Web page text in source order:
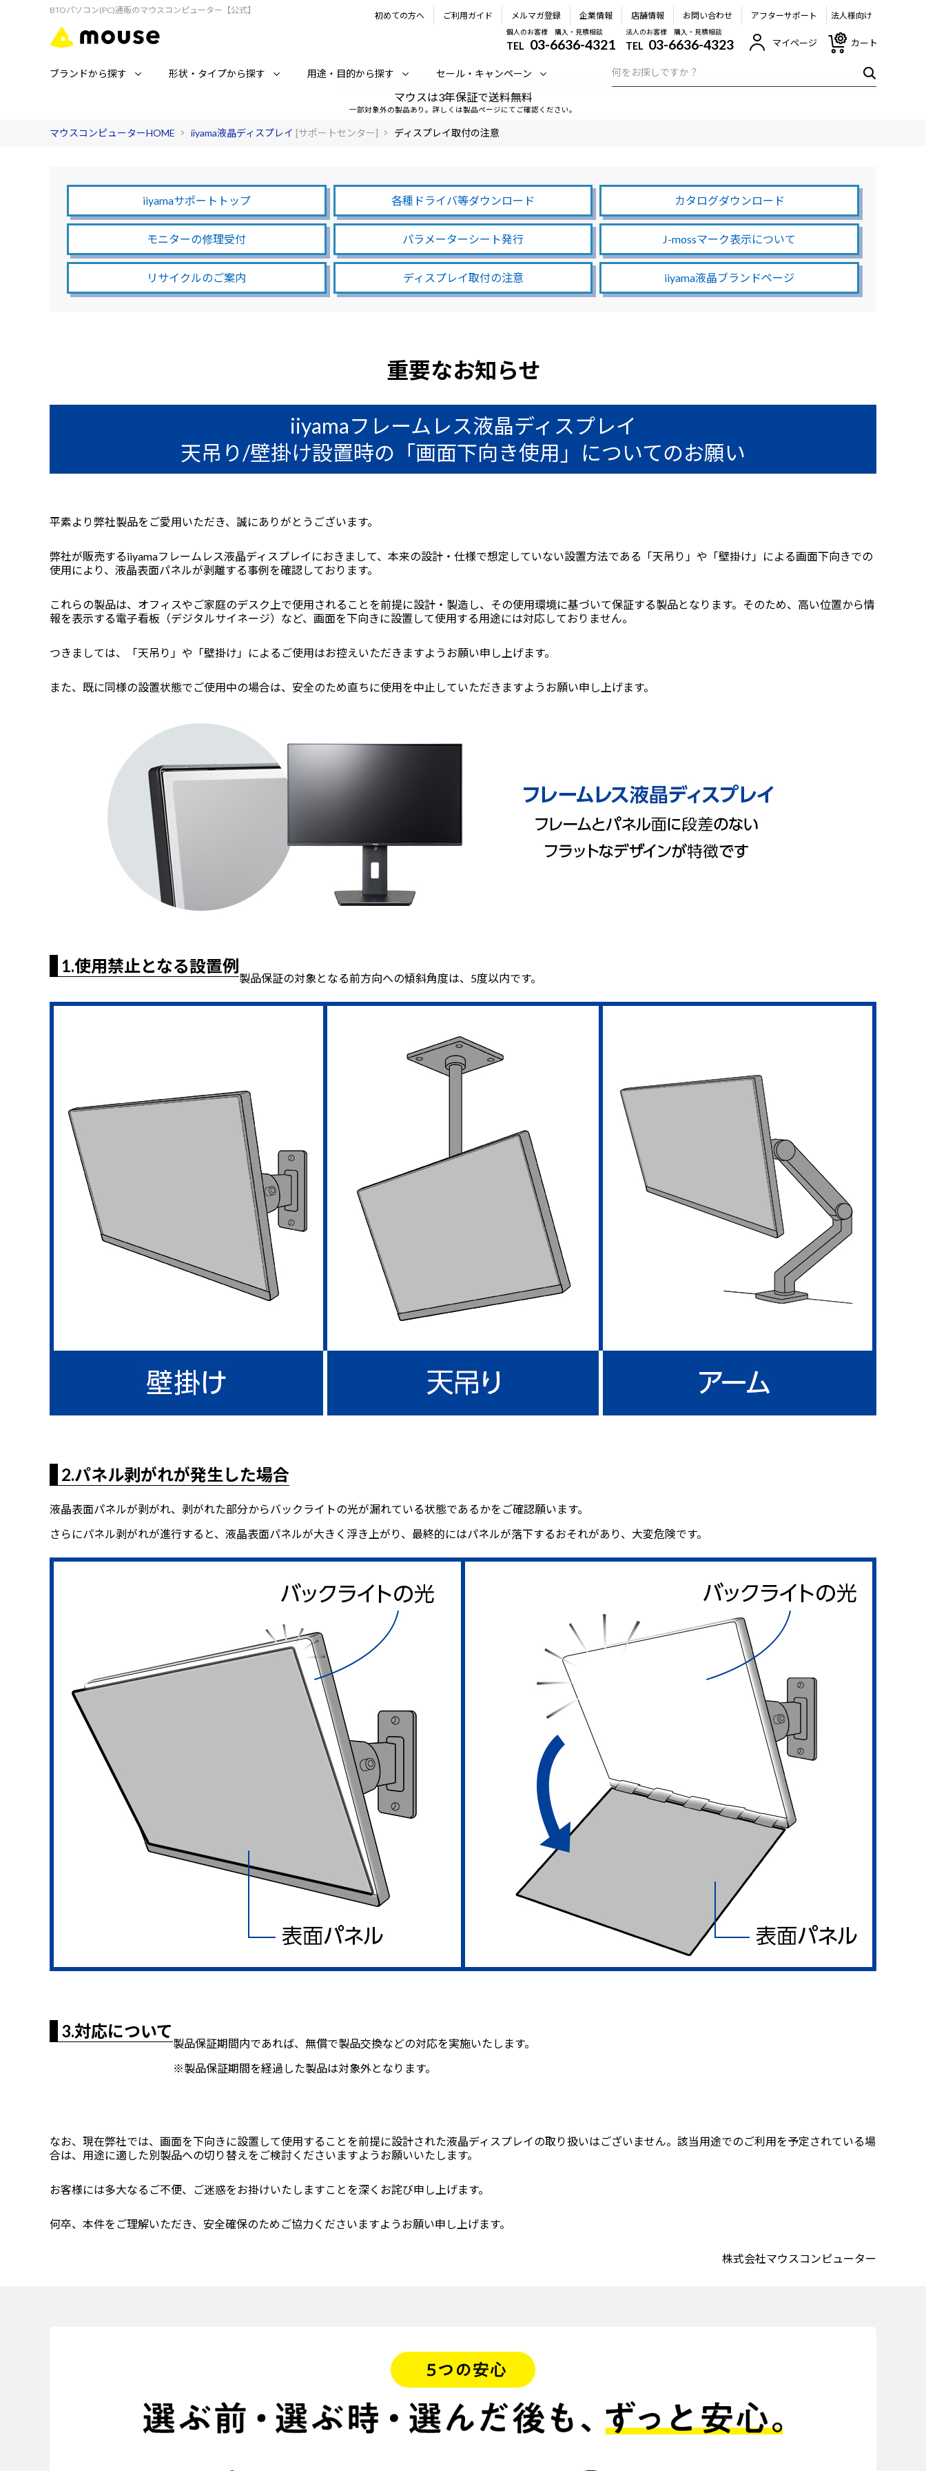
BTOパソコン(PC)通販のマウスコンピューター【公式】
初めての方へ ご利用ガイド メルマガ登録 企業情報 店舗情報 お問い合わせ アフターサポート 法人様向け
個人のお客様 購入・見積相談
TEL 03-6636-4321
法人のお客様 購入・見積相談
TEL 03-6636-4323 マイページ カート
ブランドから探す 形状・タイプから探す 用途・目的から探す セール・キャンペーン
マウスは3年保証で送料無料
一部対象外の製品あり。詳しくは製品ページにてご確認ください。
マウスコンピューターHOME iiyama液晶ディスプレイ [サポートセンター] ディスプレイ取付の注意
iiyamaサポートトップ 各種ドライバ等ダウンロード カタログダウンロード
モニターの修理受付 パラメーターシート発行 J-mossマーク表示について
リサイクルのご案内 ディスプレイ取付の注意 iiyama液晶ブランドページ
重要なお知らせ
iiyamaフレームレス液晶ディスプレイ
天吊り/壁掛け設置時の「画面下向き使用」についてのお願い
平素より弊社製品をご愛用いただき、誠にありがとうございます。
弊社が販売するiiyamaフレームレス液晶ディスプレイにおきまして、本来の設計・仕様で想定していない設置方法である「天吊り」や「壁掛け」による画面下向きでの
使用により、液晶表面パネルが剥離する事例を確認しております。
これらの製品は、オフィスやご家庭のデスク上で使用されることを前提に設計・製造し、その使用環境に基づいて保証する製品となります。そのため、高い位置から情
報を表示する電子看板（デジタルサイネージ）など、画面を下向きに設置して使用する用途には対応しておりません。
つきましては、「天吊り」や「壁掛け」によるご使用はお控えいただきますようお願い申し上げます。
また、既に同様の設置状態でご使用中の場合は、安全のため直ちに使用を中止していただきますようお願い申し上げます。
1.使用禁止となる設置例
製品保証の対象となる前方向への傾斜角度は、5度以内です。
2.パネル剥がれが発生した場合
液晶表面パネルが剥がれ、剥がれた部分からバックライトの光が漏れている状態であるかをご確認願います。
さらにパネル剥がれが進行すると、液晶表面パネルが大きく浮き上がり、最終的にはパネルが落下するおそれがあり、大変危険です。
3.対応について
製品保証期間内であれば、無償で製品交換などの対応を実施いたします。
※製品保証期間を経過した製品は対象外となります。
なお、現在弊社では、画面を下向きに設置して使用することを前提に設計された液晶ディスプレイの取り扱いはございません。該当用途でのご利用を予定されている場
合は、用途に適した別製品への切り替えをご検討くださいますようお願いいたします。
お客様には多大なるご不便、ご迷惑をお掛けいたしますことを深くお詫び申し上げます。
何卒、本件をご理解いただき、安全確保のためご協力くださいますようお願い申し上げます。
株式会社マウスコンピューター